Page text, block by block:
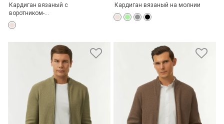
Кардиган вязаный с
воротником-...
Кардиган вязаный на молнии